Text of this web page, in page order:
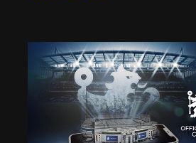
Das
Self-
Service
Ticketing-
Tool
Von